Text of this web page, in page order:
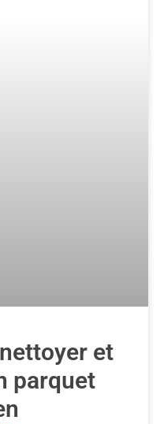
et
parquet